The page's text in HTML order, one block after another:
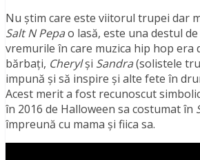
Nu ştim care este viitorul trupei dar
Salt N Pepao lasă, este una destul
vremurile în care muzica hip hop era
bărbaţi, Cherylşi Sandra(solistele
impună şi să inspire şi alte fete în
Acest merit a fost recunoscut
în 2016 de Halloween sa costumat în
împreună cu mama şi fiica sa.